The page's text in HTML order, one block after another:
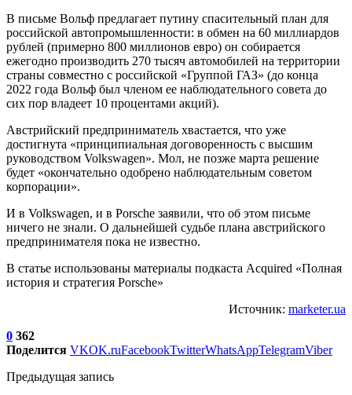
В письме Вольф предлагает путину спасительный план для
российской автопромышленности: в обмен на 60 миллиардов
рублей (примерно 800 миллионов евро) он собирается
ежегодно производить 270 тысяч автомобилей на территории
страны совместно с российской «Группой ГАЗ» (до конца
2022 года Вольф был членом ее наблюдательного совета до
сих пор владеет 10 процентами акций).
Австрийский предприниматель хвастается, что уже
достигнута «принципиальная договоренность с высшим
руководством Volkswagen». Мол, не позже марта решение
будет «окончательно одобрено наблюдательным советом
корпорации».
И в Volkswagen, и в Porsche заявили, что об этом письме
ничего не знали. О дальнейшей судьбе плана австрийского
предпринимателя пока не известно.
В статье использованы материалы подкаста Acquired «Полная
история и стратегия Porsche»
Источник: marketer.ua
0 362
Поделится VKOK.ruFacebookTwitterWhatsAppTelegramViber
Предыдущая запись